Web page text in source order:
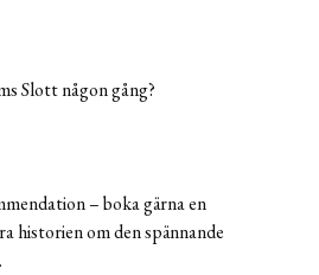
Slott någon gång?
– boka gärna en
historien om den spännande